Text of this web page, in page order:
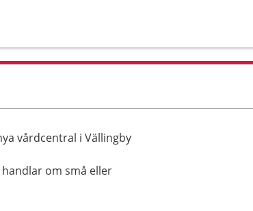
vårdcentral i Vällingby
om små eller